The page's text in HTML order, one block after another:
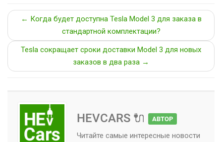
← Когда будет доступна Tesla Model 3 для заказа в
стандартной комплектации?
Tesla сокращает сроки доставки Model 3 для новых
заказов в два раза →
HEVCARS 🔌 АВТОР
Читайте самые интересные новости